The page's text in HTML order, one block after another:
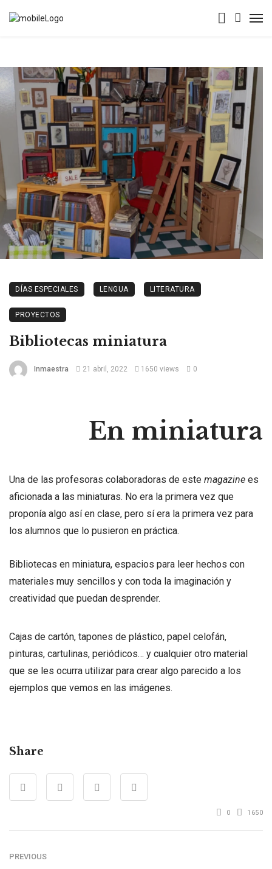
DÍAS ESPECIALES LENGUA LITERATURA
PROYECTOS
Bibliotecas miniatura
Inmaestra 21 abril, 2022 1650 views 0
En miniatura
Una de las profesoras colaboradoras de este magazine es
aficionada a las miniaturas. No era la primera vez que
proponía algo así en clase, pero sí era la primera vez para
los alumnos que lo pusieron en práctica.
Bibliotecas en miniatura, espacios para leer hechos con
materiales muy sencillos y con toda la imaginación y
creatividad que puedan desprender.
Cajas de cartón, tapones de plástico, papel celofán,
pinturas, cartulinas, periódicos… y cualquier otro material
que se les ocurra utilizar para crear algo parecido a los
ejemplos que vemos en las imágenes.
Share
0 1650
PREVIOUS